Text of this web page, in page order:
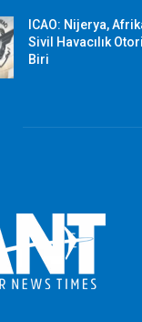
ICAO: Nijerya,
Sivil Havacılık
Biri